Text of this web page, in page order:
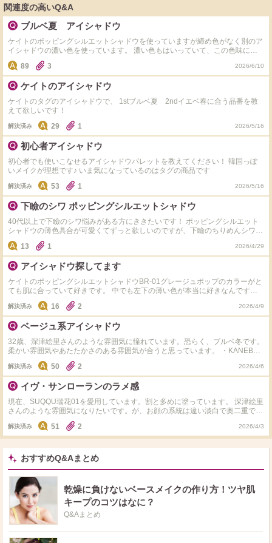
関連度の高いQ&A
ブルベ夏 アイシャドウ
ケイトのポッピングシルエットシャドウを使っていますが締め色がなく別のア
イシャドウの濃い色を使っています。 濃い色もはいっていて、この色味に似
たおすすめのアイシャドウパレットはありますか?
89 3 2026/6/10
ケイトのアイシャドウ
ケイトのタグのアイシャドウで、 1stブルベ夏 2ndイエベ春に合う品番を教
えて欲しいです！
解決済み 29 1 2026/5/16
初心者アイシャドウ
初心者でも使いこなせるアイシャドウパレットを教えてください！ 韓国っぽ
いメイクが理想です♪ いま気になっているのはタグの商品です
解決済み 53 1 2026/5/16
下瞼のシワ ポッピングシルエットシャドウ
40代以上で下瞼のシワ悩みがある方にききたいです！ ポッピングシルエット
シャドウの薄色具合が可愛くてずっと欲しいのですが、下瞼のちりめんシワが
気になってます。 ラメやパールだと目立ちやすいですが、こちらはどうです
か？ アイクリームや下地使っても目立つからこまってます
13 1 2026/4/29
アイシャドウ探してます
ケイトのポッピングシルエットシャドウBR-01グレージュポップのカラーがと
ても肌に合っていて好きです。 中でも左下の薄い色が本当に好きなんです
が、それに似た色質感の単色アイシャドウご存知の方、いらっしゃればぜひ教
えてください！ 品番まで教えていただけると大変助かります、よろしくお願
いします！
解決済み 16 2 2026/4/9
ベージュ系アイシャドウ
32歳、深津絵里さんのような雰囲気に憧れています。恐らく、ブルベ冬です。
柔かい雰囲気やあたたかさのある雰囲気が合うと思っています。 ・KANEBO
カネボウ カラードシャドウ 06 Scenic Beauty ・コスメデコルテ スキンシ
ャドウ デザイニング パレット 10 どちらかで悩んでいます。 色味や質感の近
い・仕上がりの違いなど教えてください。 また、プチプラで似ているオスス
メなどはありますか？ セザンヌのライラックベージュ・シェリーピンク ケイ
トのポッピングシルエットシャドウ などが近いのかな？と見ていますが、満
足度を考えるとデパコスかなーと思います。 選択肢が多過ぎて、なかなか決
められないですね！泣
解決済み 50 2 2026/4/6
イヴ・サンローランのラメ感
現在、SUQQU瑞花01を愛用しています。割と多めに塗っています。 深津絵里
さんのような雰囲気になりたいです。が、お顔の系統は違い淡白で奥二重で
す。椎名林檎さんやtwiceのダヒョンさんに雰囲気が似ているそうです。 探し
ているのは明るいベージュ系・モーヴ系・ピンク系です。 恐らく明るい色が
似合うブルベ冬だと思っています。 多少のくすみは大丈夫だと思いますが、
明度と彩度は高めが映える気がしています。 そこで色々、悩んだ末にイヴ・
サンローランのアイシャドウが気になっています。 100番と400番。 ラメ感が
割とギラギラなのかな？パーティー感出るのかな？と、不安です。 コスメデ
コルテ の10番もタッチアップで気になり瞼が明るく見えました。 しかし、ケ
イトのラッピングシルエットアイシャドウ？や、セザンヌのライラックベージ
ュも代用出来そうだなと思っています。 インウイはラメがチラチラし過ぎる
気がしました。 SUQQUの瑞花のラメ感が1番好きです。 レブロン のダズルア
イシャドウのダスティモーヴも好きですが、左上のラメは少なめに使用してい
ます。 奥二重で瞼が肉厚なのかキラキラし過ぎては苦手かもしれません。 イ
ヴ・サンローランのラメ感、教えてください。
解決済み 51 2 2026/4/3
おすすめQ&Aまとめ
乾燥に負けないベースメイクの作り方！ツヤ肌
キープのコツはなに？
Q&Aまとめ